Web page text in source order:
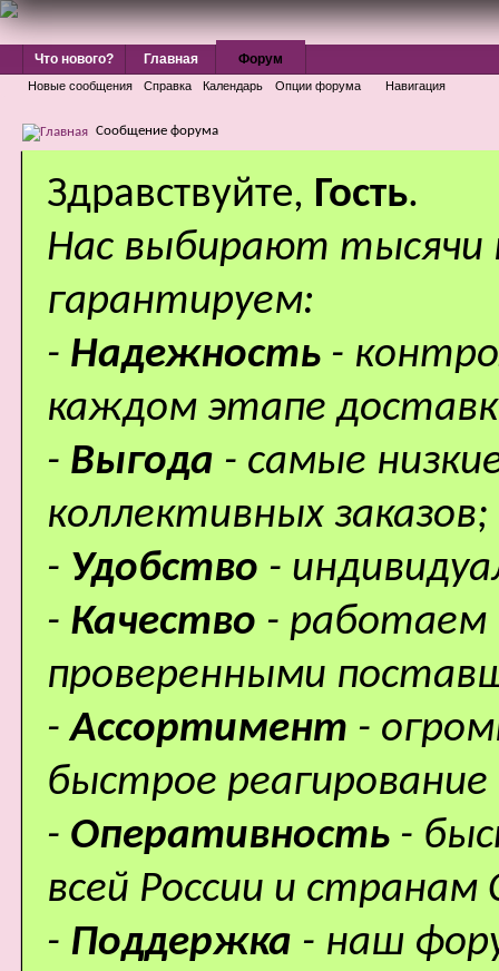
Что нового? Главная Форум
Новые сообщения Справка Календарь Опции форума Навигация
Сообщение форума
Здравствуйте, Гость.
Нас выбирают
гарантируем:
- Надежность -
каждом этапе
- Выгода - самые
коллективных заказов;
- Удобство -
- Качество - работаем
проверенными
-Ассортимент -
быстрое
- Оперативность -
всей России и странам
- Поддержка - наш